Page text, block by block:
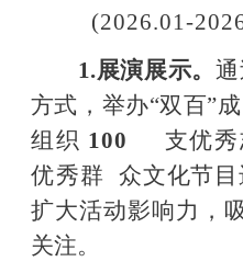
(2026.01-
1.展演展示。
方式，举办“双百”成
组织 100 支优
优秀群
众文化节目
扩大活动影响力，
关注。